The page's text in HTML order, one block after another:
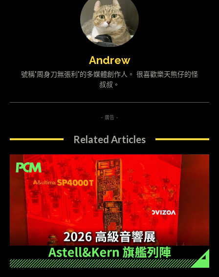
Andrew
號稱"周身刀無張利"的多媒體創作人。 很喜歡樂天熊仔的怪
叔叔。
- 廣告 -
Related Articles